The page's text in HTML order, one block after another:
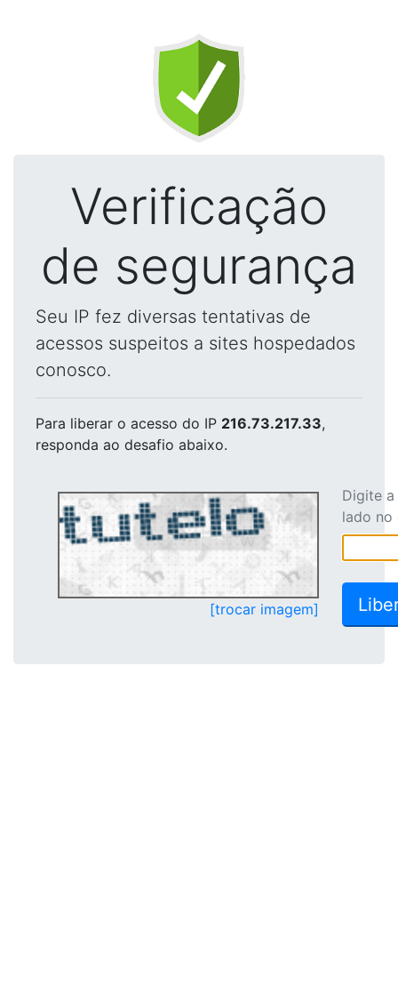
Verificação
de segurança
Seu IP fez diversas tentativas de
acessos suspeitos a sites hospedados
conosco.
Para liberar o acesso do IP 216.73.217.33,
responda ao desafio abaixo.
[trocar imagem]
Digite
lado no